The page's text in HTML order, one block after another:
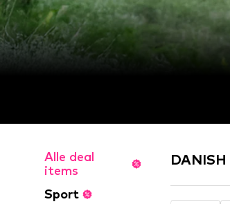
Alle deal
items
Sport